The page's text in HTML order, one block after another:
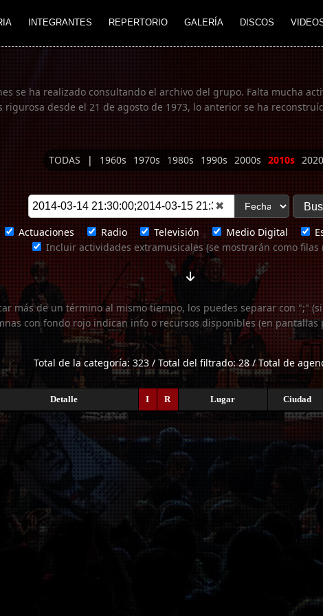
INTEGRANTES REPERTORIO GALERÍA DISCOS
se ha realizado consultando el archivo del grupo. Falta mucha
rigurosa desde el 21 de agosto de 1973, lo anterior se ha
TODAS | 1960s 1970s 1980s 1990s 2000s 2010s
✖
Actuaciones Radio Televisión Medio Digital
Incluir actividades extramusicales (se mostrarán como filas
más de un término al mismo tiempo, los puedes separar con ";"
con fondo rojo indican info o recursos disponibles (en pantallas
Total de la categoría: 323 / Total del filtrado: 28 / Total de
Detalle I R Lugar Ciudad